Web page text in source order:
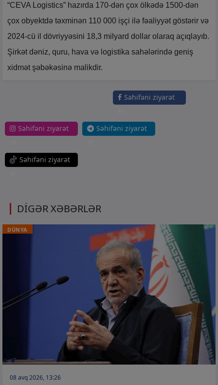
“CEVA Logistics” hazırda 170-dən çox ölkədə 1500-dən
çox obyektdə təxminən 110 000 işçi ilə fəaliyyət göstərir və
2024-cü il dövriyyəsini 18,3 milyard dollar olaraq açıqlayıb.
Şirkət dəniz, quru, hava və logistika sahələrində geniş
xidmət şəbəkəsinə malikdir.
Səhifəni ziyarət
Səhifəni ziyarət
Səhifəni ziyarət
Səhifəni ziyarət
DİGƏR XƏBƏRLƏR
DÜNYA
08 avq 2026, 13:26